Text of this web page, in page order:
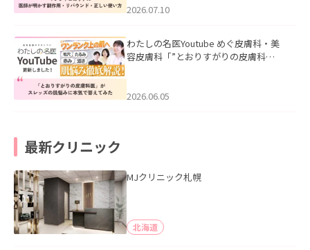
た。
2026.07.10
わたしの名医Youtube めぐ皮膚科・美
容皮膚科「”とおりすがりの皮膚科
2026.06.05
最新クリニック
MJクリニック札幌
北海道